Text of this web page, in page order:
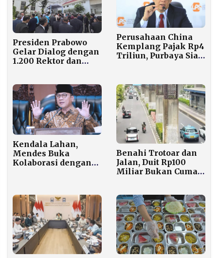
Presiden Prabowo
Gelar Dialog dengan
1.200 Rektor dan
Perusahaan China
Kemplang Pajak Rp4
Triliun, Purbaya Siap
Kendala Lahan,
Mendes Buka
Kolaborasi dengan
Benahi Trotoar dan
Jalan, Duit Rp100
Miliar Bukan Cuma
Mangkrak